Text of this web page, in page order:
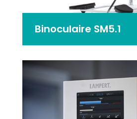
Binoculaire SM5.1